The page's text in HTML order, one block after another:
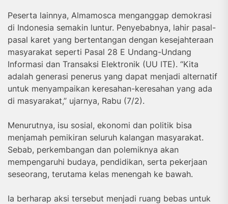
Peserta lainnya, Almamosca menganggap demokrasi
di Indonesia semakin luntur. Penyebabnya, lahir pasal-
pasal karet yang bertentangan dengan kesejahteraan
masyarakat seperti Pasal 28 E Undang-Undang
Informasi dan Transaksi Elektronik (UU ITE). “Kita
adalah generasi penerus yang dapat menjadi alternatif
untuk menyampaikan keresahan-keresahan yang ada
di masyarakat,” ujarnya, Rabu (7/2).
Menurutnya, isu sosial, ekonomi dan politik bisa
menjamah pemikiran seluruh kalangan masyarakat.
Sebab, perkembangan dan polemiknya akan
mempengaruhi budaya, pendidikan, serta pekerjaan
seseorang, terutama kelas menengah ke bawah.
Ia berharap aksi tersebut menjadi ruang bebas untuk